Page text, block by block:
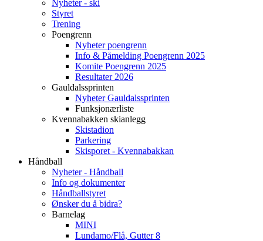
Nyheter - ski
Styret
Trening
Poengrenn
Nyheter poengrenn
Info & Påmelding Poengrenn 2025
Komite Poengrenn 2025
Resultater 2026
Gauldalssprinten
Nyheter Gauldalssprinten
Funksjonærliste
Kvennabakken skianlegg
Skistadion
Parkering
Skisporet - Kvennabakkan
Håndball
Nyheter - Håndball
Info og dokumenter
Håndballstyret
Ønsker du å bidra?
Barnelag
MINI
Lundamo/Flå, Gutter 8